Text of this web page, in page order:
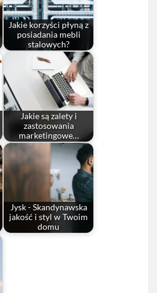
Jakie korzyści płyną z
posiadania mebli
stalowych?
Jakie są zalety i
zastosowania
marketingowe…
Jysk - Skandynawska
jakość i styl w Twoim
domu